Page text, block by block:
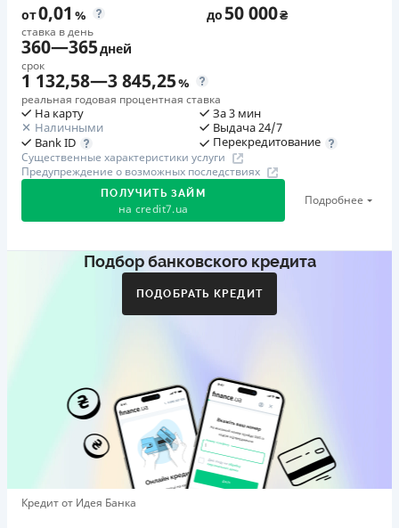
от0,01 %
ставка в день
до50 000₴
360—365дней
срок
1 132,58—3 845,25%
реальная годовая процентная ставка
На карту
Наличными
Bank ID
За 3 мин
Выдача 24/7
Перекредитование
Существенные характеристики услуги
Предупреждение о возможных последствиях
ПОЛУЧИТЬ ЗАЙМ
на credit7.ua
Подробнее
Акция: «Кешбэк за друга»
друг регистрируется и получает первый кредит (от
Бронзовый призер FinAwards 2026 «Лучшая программа
лояльности»
Первый займ
от 0,01%/день до 30 000 ₴
Повторный займ
Подбор банковского кредита
ПОДОБРАТЬ КРЕДИТ
Кредит от Идея Банка